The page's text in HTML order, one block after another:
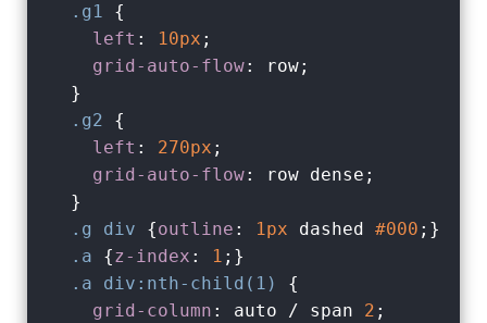
.g1 {
left : 10px ;
grid-auto-flow: row;
  }
.g2 {
left : 270px ;
grid-auto-flow: row dense;
  }
.g
div {outline : 1px dashed #000 ;}
.a {z-index : 1 ;}
.a
div :nth-child(1)
{
grid-column : auto / span 2 ;